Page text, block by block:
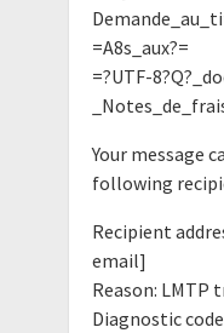
=A8s_aux?=
=?UTF-
Your message
following
Recipient
email]
Reason: LMTP
Diagnostic